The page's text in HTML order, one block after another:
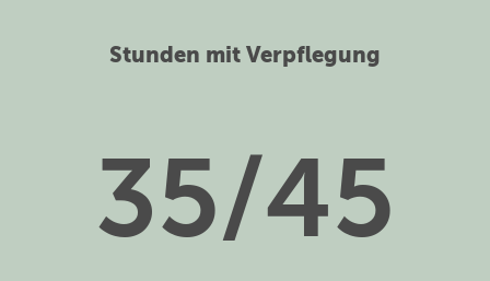
Stunden mit Verpflegung
35/45